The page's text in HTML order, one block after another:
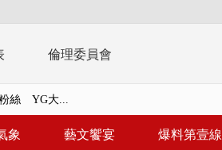
倫理委員會
典 粉絲排...
警察狂...
象 藝文饗宴 爆料第壹線